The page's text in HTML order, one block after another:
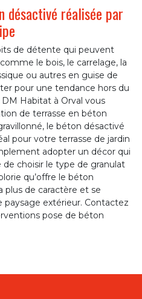
désactivé réalisée par
de détente qui peuvent
le bois, le carrelage, la
ou autres en guise de
pour une tendance hors du
Habitat à Orval vous
de terrasse en béton
le béton désactivé
pour votre terrasse de jardin
adopter un décor qui
choisir le type de granulat
qu’offre le béton
plus de caractère et se
extérieur. Contactez
pose de béton